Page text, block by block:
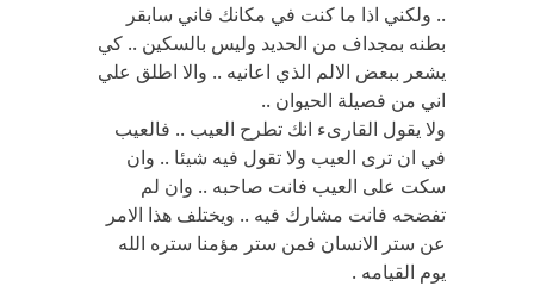
.. ولكني اذا ما كنت في مكانك فاني سابقر
بطنه بمجداف من الحديد وليس بالسكين .. كي
يشعر ببعض الالم الذي اعانيه .. والا اطلق علي
اني من فصيلة الحيوان ..
ولا يقول القارىء انك تطرح العيب .. فالعيب
في ان ترى العيب ولا تقول فيه شيئا .. وان
سكت على العيب فانت صاحبه .. وان لم
تفضحه فانت مشارك فيه .. ويختلف هذا الامر
عن ستر الانسان فمن ستر مؤمنا ستره الله
يوم القيامه .